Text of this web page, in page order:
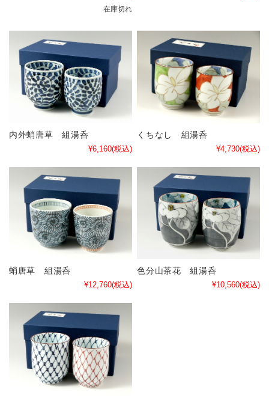
在庫切れ
内外蛸唐草 組湯呑
¥6,160(税込)
くちなし 組湯呑
¥4,730(税込)
蛸唐草 組湯呑
¥12,760(税込)
色分山茶花 組湯呑
¥10,560(税込)